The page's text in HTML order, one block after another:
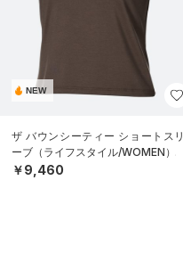
NEW
ザ バウンシーティー ショートスリ
ーブ（ライフスタイル/WOMEN）
￥9,460